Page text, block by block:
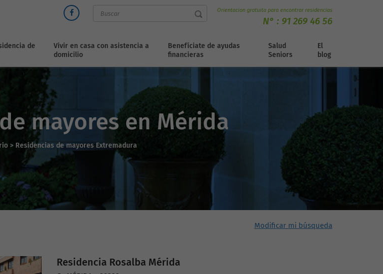
Orientacion gratuita para encontrar residencias
N° : 91 269 46 56
de
Vivir en casa con asistencia a
domicilio
Benefíciate de ayudas
financieras
Salud
Seniors
El
blog
mayores en Mérida
> Residencias de mayores Extremadura
Modificar mi búsqueda
Residencia Rosalba Mérida